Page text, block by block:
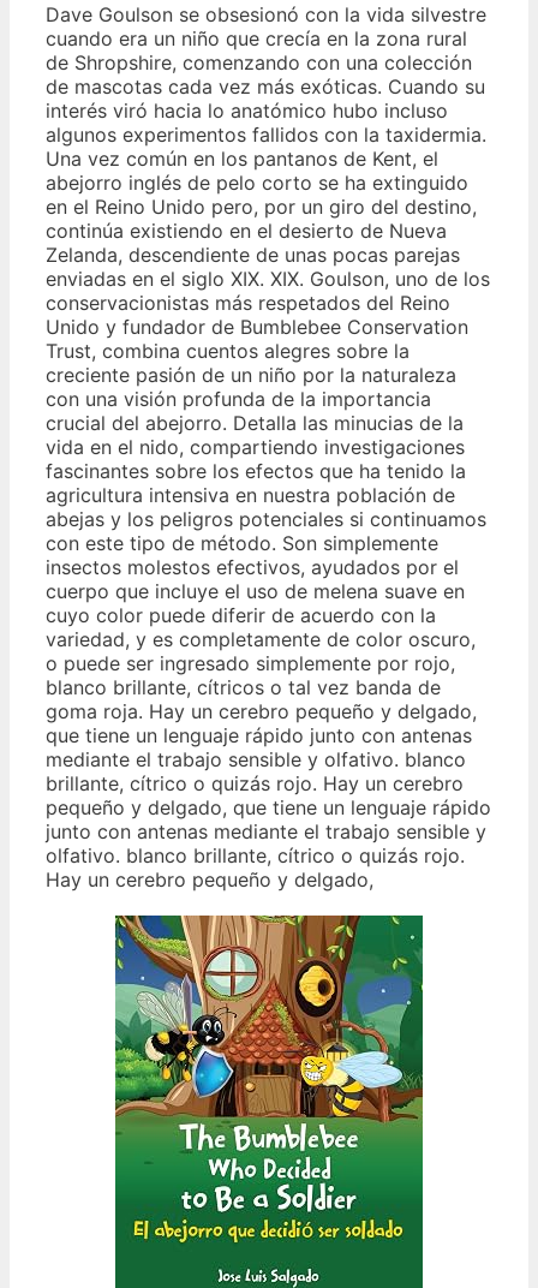
Dave Goulson se obsesionó con la vida silvestre
cuando era un niño que crecía en la zona rural
de Shropshire, comenzando con una colección
de mascotas cada vez más exóticas. Cuando su
interés viró hacia lo anatómico hubo incluso
algunos experimentos fallidos con la taxidermia.
Una vez común en los pantanos de Kent, el
abejorro inglés de pelo corto se ha extinguido
en el Reino Unido pero, por un giro del destino,
continúa existiendo en el desierto de Nueva
Zelanda, descendiente de unas pocas parejas
enviadas en el siglo XIX. XIX. Goulson, uno de los
conservacionistas más respetados del Reino
Unido y fundador de Bumblebee Conservation
Trust, combina cuentos alegres sobre la
creciente pasión de un niño por la naturaleza
con una visión profunda de la importancia
crucial del abejorro. Detalla las minucias de la
vida en el nido, compartiendo investigaciones
fascinantes sobre los efectos que ha tenido la
agricultura intensiva en nuestra población de
abejas y los peligros potenciales si continuamos
con este tipo de método. Son simplemente
insectos molestos efectivos, ayudados por el
cuerpo que incluye el uso de melena suave en
cuyo color puede diferir de acuerdo con la
variedad, y es completamente de color oscuro,
o puede ser ingresado simplemente por rojo,
blanco brillante, cítricos o tal vez banda de
goma roja. Hay un cerebro pequeño y delgado,
que tiene un lenguaje rápido junto con antenas
mediante el trabajo sensible y olfativo. blanco
brillante, cítrico o quizás rojo. Hay un cerebro
pequeño y delgado, que tiene un lenguaje rápido
junto con antenas mediante el trabajo sensible y
olfativo. blanco brillante, cítrico o quizás rojo.
Hay un cerebro pequeño y delgado,